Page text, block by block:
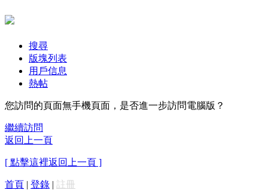
搜尋
版塊列表
用戶信息
熱帖
您訪問的頁面無手機頁面，是否進一步訪問電腦版？
繼續訪問
返回上一頁
[ 點擊這裡返回上一頁 ]
首頁 | 登錄 | 註冊